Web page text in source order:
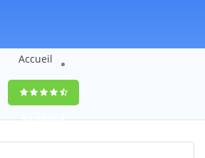
Accueil
9,5(100%)0
votes